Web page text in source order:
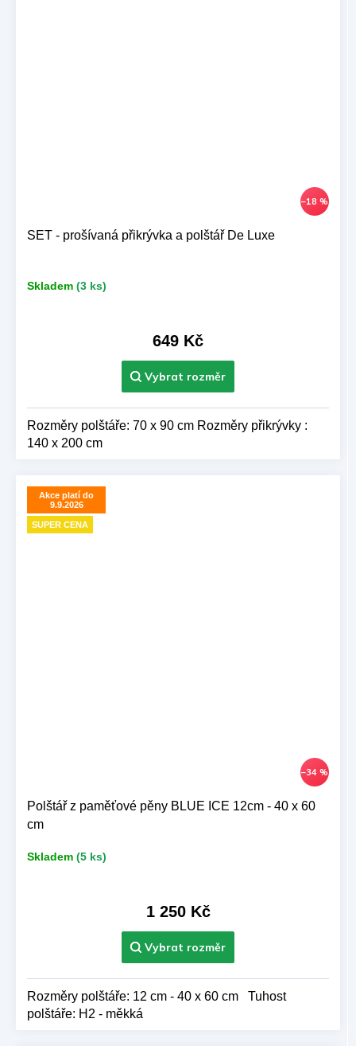
–18 %
SET - prošívaná přikrývka a polštář De Luxe
Skladem (3 ks)
649 Kč
Rozměry polštáře: 70 x 90 cm Rozměry přikrývky :
140 x 200 cm
Akce platí do
9.9.2026
SUPER CENA
–34 %
Polštář z paměťové pěny BLUE ICE 12cm - 40 x 60
cm
Skladem (5 ks)
1 250 Kč
Rozměry polštáře: 12 cm - 40 x 60 cm Tuhost
polštáře: H2 - měkká